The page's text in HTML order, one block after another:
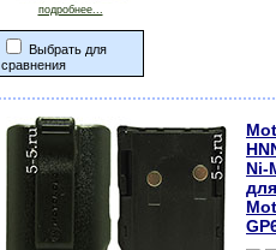
подробнее...
Выбрать для
сравнения
Ni-